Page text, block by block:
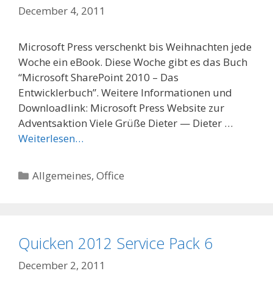
December 4, 2011
Microsoft Press verschenkt bis Weihnachten jede
Woche ein eBook. Diese Woche gibt es das Buch
“Microsoft SharePoint 2010 – Das
Entwicklerbuch”. Weitere Informationen und
Downloadlink: Microsoft Press Website zur
Adventsaktion Viele Grüße Dieter — Dieter …
Weiterlesen…
Categories
Allgemeines,Office
Quicken 2012 Service Pack 6
December 2, 2011